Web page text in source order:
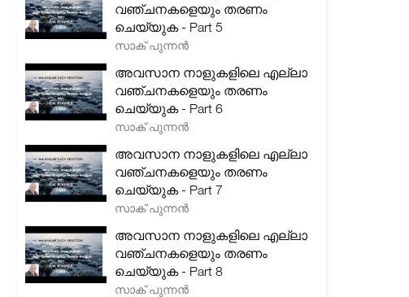
വഞ്ചനകളെയും തരണം
ചെയ്യുക - Part 5
സാക് പുന്നൻ
അവസാന നാളുകളിലെ എല്ലാ
വഞ്ചനകളെയും തരണം
ചെയ്യുക - Part 6
സാക് പുന്നൻ
അവസാന നാളുകളിലെ എല്ലാ
വഞ്ചനകളെയും തരണം
ചെയ്യുക - Part 7
സാക് പുന്നൻ
അവസാന നാളുകളിലെ എല്ലാ
വഞ്ചനകളെയും തരണം
ചെയ്യുക - Part 8
സാക് പുന്നൻ